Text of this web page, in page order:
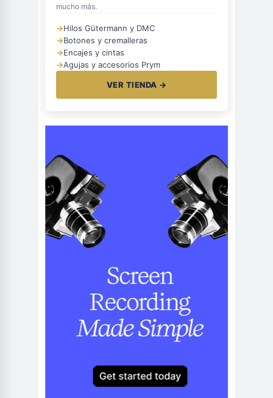
mucho más.
→Hilos Gütermann y DMC
→Botones y cremalleras
→Encajes y cintas
→Agujas y accesorios Prym
VER TIENDA →